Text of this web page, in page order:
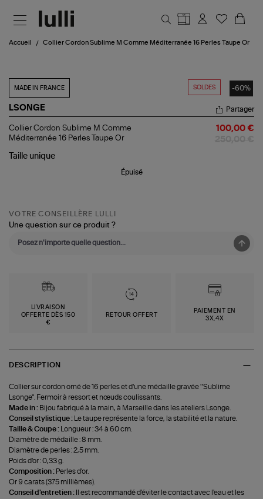
Accueil Collier Cordon Sublime M Comme Méditerranée 16 Perles Taupe Or
SOLDES -60%
MADE IN FRANCE
LSONGE
Collier
Cordon
M
Or
Partager
Collier Cordon Sublime M Comme
Méditerranée 16 Perles Taupe Or
100,00 €
Taille unique
Épuisé
VOTRE CONSEILLÈRE LULLI
Une question sur ce produit ?
LIVRAISON
OFFERTE DÈS 150
€
RETOUR OFFERT
PAIEMENT EN
3X,4X
DESCRIPTION
Collier sur cordon orné de 16 perles et d'une médaille gravée "Sublime
Lsonge". Fermoir à ressort et nœuds coulissants.
Made in : Bijou fabriqué à la main, à Marseille dans les ateliers Lsonge.
Conseil stylistique :
Le taupe représente la force, la stabilité et la nature.
Taille & Coupe :
Longueur : 34 à 60 cm.
Diamètre de médaille : 8 mm.
Diamètre de perles : 2,5 mm.
Poids d'or : 0,33 g.
Composition : Perles d'or.
Or 9 carats (375 millièmes).
Conseil d'entretien :
Il est recommandé d'éviter le contact avec l'eau et les